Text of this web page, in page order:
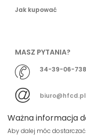
Jak kupować
MASZ PYTANIA?
34-39-06-738
biuro@hfcd.pl
Ważna informacja
Aby dalej móc dostarczać